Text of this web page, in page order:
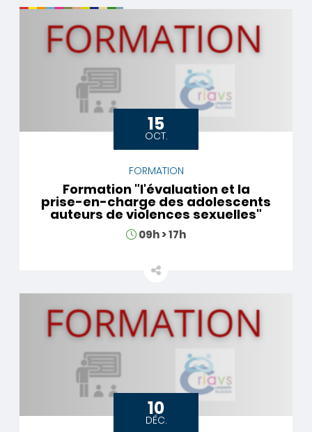
15
OCT.
FORMATION
Formation "l'évaluation et la
prise-en-charge des adolescents
auteurs de violences sexuelles"
Horaires
09h>17h
10
DÉC.